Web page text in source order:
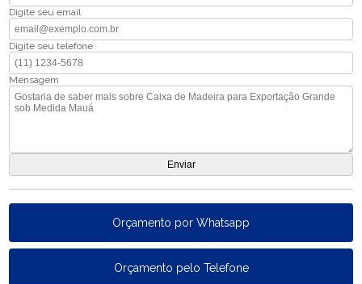
Digite seu email
Digite seu telefone
Mensagem
Orçamento por Whatsapp
Orçamento pelo Telefone